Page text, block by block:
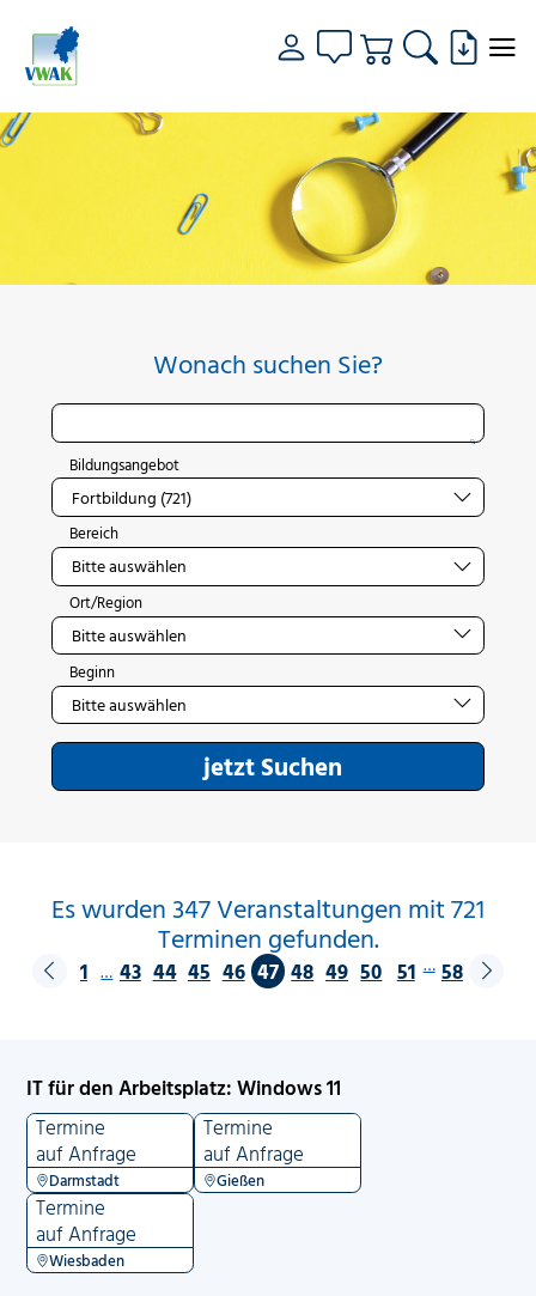
Wonach suchen Sie?
Bildungsangebot
Bereich
Ort/Region
Beginn
jetzt Suchen
Es wurden 347 Veranstaltungen mit 721
Terminen gefunden.
1 … 43 44 45 46 47 48 49 50 51 … 58
IT für den Arbeitsplatz: Windows 11
Termine
auf Anfrage
Darmstadt
Termine
auf Anfrage
Gießen
Termine
auf Anfrage
Wiesbaden